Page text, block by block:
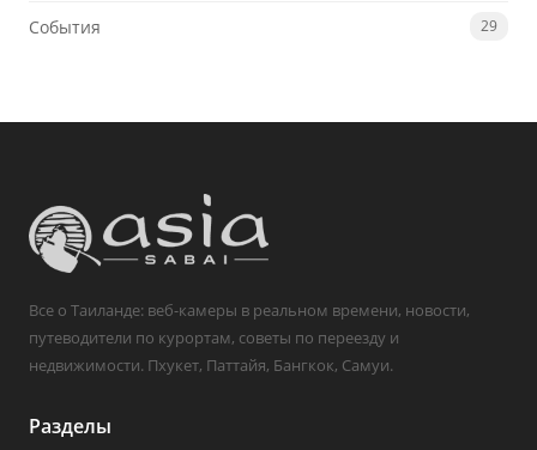
События 29
Все о Таиланде: веб-камеры в реальном времени, новости,
путеводители по курортам, советы по переезду и
недвижимости. Пхукет, Паттайя, Бангкок, Самуи.
Разделы